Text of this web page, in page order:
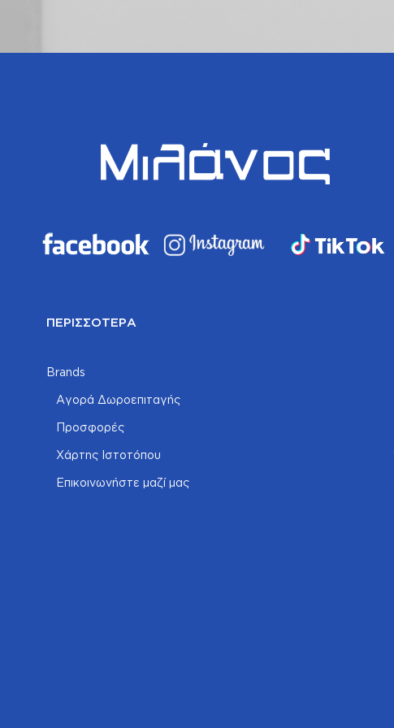
ΠΕΡΙΣΣΌΤΕΡΑ
Brands
Αγορά Δωροεπιταγής
Προσφορές
Χάρτης Ιστοτόπου
Επικοινωνήστε μαζί μας